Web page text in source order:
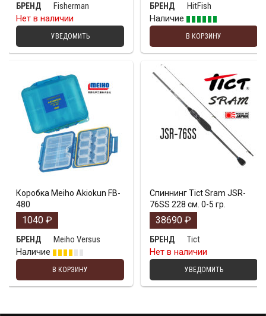
БРЕНД
Fisherman
Нет в наличии
УВЕДОМИТЬ
БРЕНД
HitFish
Наличие
В КОРЗИНУ
Коробка Meiho Akiokun FB-
480
1040 ₽
БРЕНД
Meiho Versus
Наличие
В КОРЗИНУ
Спиннинг Tict Sram JSR-
76SS 228 см. 0-5 гр.
38690 ₽
БРЕНД
Tict
Нет в наличии
УВЕДОМИТЬ